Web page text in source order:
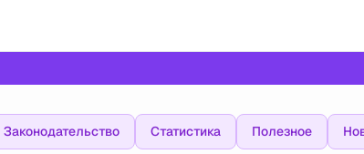
Законодательство Статистика Полезное